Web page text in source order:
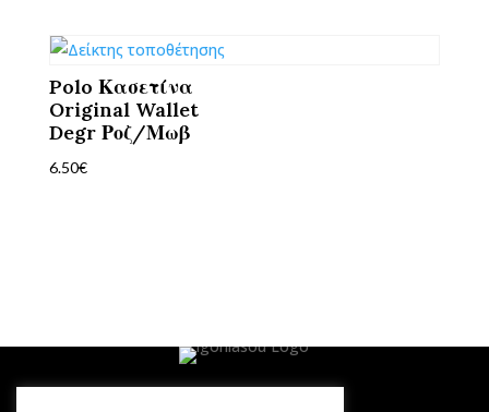
Polo Κασετίνα
Original Wallet
Degr Ροζ/Μωβ
6.50€